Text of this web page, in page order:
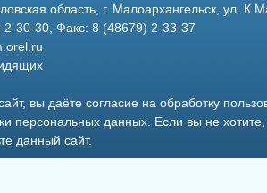
область, г. Малоархангельск, ул.
30-30, Факс: 8 (48679) 2-33-37
вы даёте согласие на обработку
персональных данных . Если вы не
данный сайт.